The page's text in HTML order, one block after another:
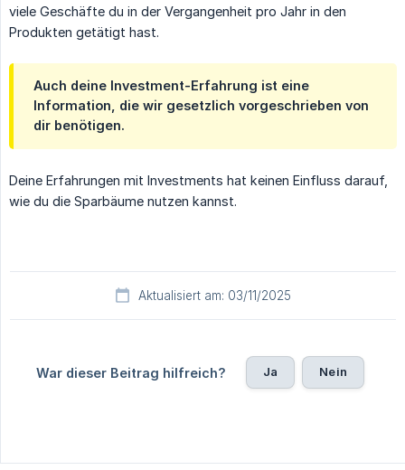
viele Geschäfte du in der Vergangenheit pro Jahr in den
Produkten getätigt hast.
Auch deine Investment-Erfahrung ist eine
Information, die wir gesetzlich vorgeschrieben von
dir benötigen.
Deine Erfahrungen mit Investments hat keinen Einfluss darauf,
wie du die Sparbäume nutzen kannst.
Aktualisiert am: 03/11/2025
War dieser Beitrag hilfreich? Ja Nein